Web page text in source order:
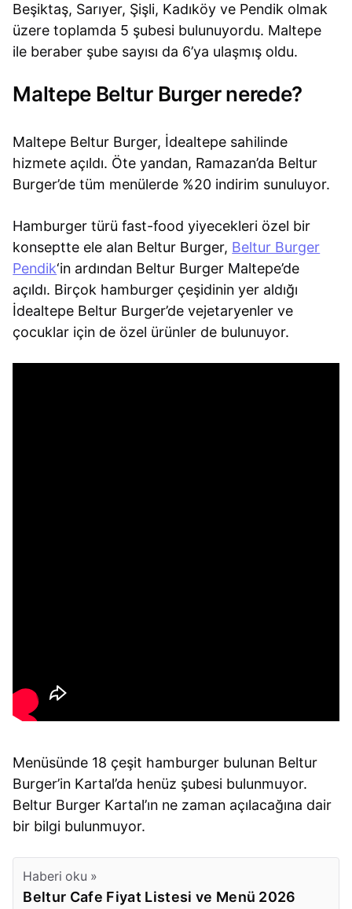
Beşiktaş, Sarıyer, Şişli, Kadıköy ve Pendik olmak
üzere toplamda 5 şubesi bulunuyordu. Maltepe
ile beraber şube sayısı da 6’ya ulaşmış oldu.
Maltepe Beltur Burger nerede?
Maltepe Beltur Burger, İdealtepe sahilinde
hizmete açıldı. Öte yandan, Ramazan’da Beltur
Burger’de tüm menülerde %20 indirim sunuluyor.
Hamburger türü fast-food yiyecekleri özel bir
konseptte ele alan Beltur Burger, Beltur Burger
Pendik‘in ardından Beltur Burger Maltepe’de
açıldı. Birçok hamburger çeşidinin yer aldığı
İdealtepe Beltur Burger’de vejetaryenler ve
çocuklar için de özel ürünler de bulunuyor.
Menüsünde 18 çeşit hamburger bulunan Beltur
Burger’in Kartal’da henüz şubesi bulunmuyor.
Beltur Burger Kartal’ın ne zaman açılacağına dair
bir bilgi bulunmuyor.
Haberi oku »
Beltur Cafe Fiyat Listesi ve Menü 2026